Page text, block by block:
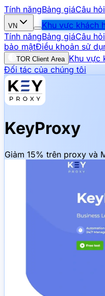
Tính năngBảng giáCâu
VN Khu vực khách
Tính năngBảng giáCâu
bảo mậtĐiều khoản sử
TOR Client Area Khu vực
Đối tác của chúng tôi
KeyProxy
Giảm 15% trên proxy và